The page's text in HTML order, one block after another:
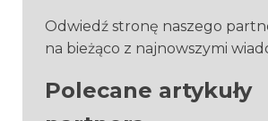
Odwiedź stronę naszego
na bieżąco z najnowszymi
Polecane artykuły